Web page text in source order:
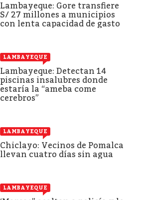
Lambayeque: Gore transfiere
S/ 27 millones a municipios
con lenta capacidad de gasto
LAMBAYEQUE
Lambayeque: Detectan 14
piscinas insalubres donde
estaría la “ameba come
cerebros”
LAMBAYEQUE
Chiclayo: Vecinos de Pomalca
llevan cuatro días sin agua
LAMBAYEQUE